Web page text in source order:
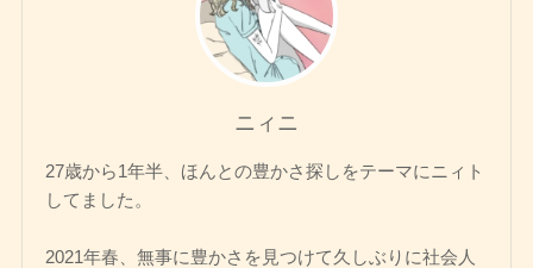
ニィニ
27歳から1年半、ほんとの豊かさ探しをテーマにニィト
してました。
2021年春、無事に豊かさを見つけて久しぶりに社会人